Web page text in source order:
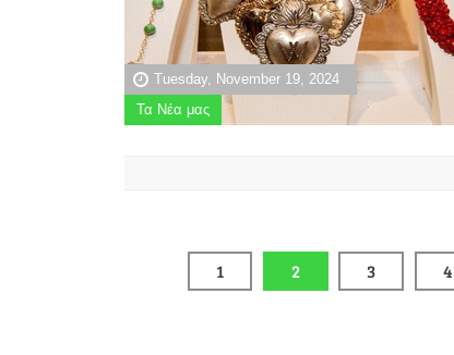
Tuesday, November 19, 2024
Τα Νέα μας
1 2 3 4